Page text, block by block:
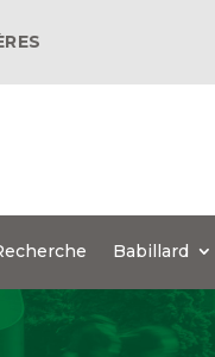
Babillard